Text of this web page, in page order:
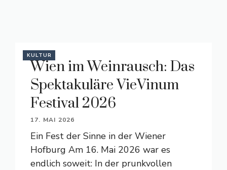
KULTUR
Wien im Weinrausch: Das
Spektakuläre VieVinum
Festival 2026
17. MAI 2026
Ein Fest der Sinne in der Wiener
Hofburg Am 16. Mai 2026 war es
endlich soweit: In der prunkvollen